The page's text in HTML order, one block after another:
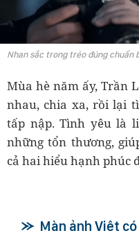
Nhan sắc trong trẻo đúng chuẩn
Mùa hè năm ấy, Trần
nhau, chia xa, rồi lại
tấp nập. Tình yêu là
những tổn thương,
cả hai hiểu hạnh phúc
Màn ảnh Việt